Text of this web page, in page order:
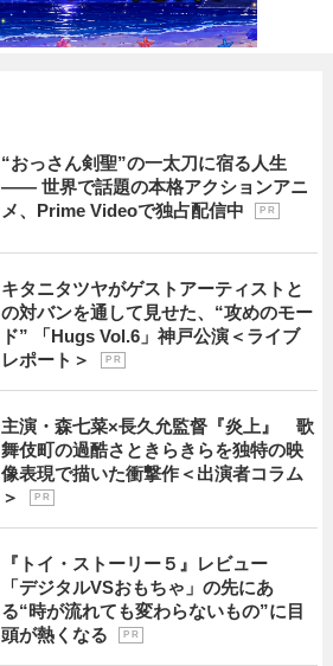
“おっさん剣聖”の一太刀に宿る人生
―― 世界で話題の本格アクションアニ
メ、Prime Videoで独占配信中
P R
キタニタツヤがゲストアーティストと
の対バンを通して見せた、“攻めのモー
ド” 「Hugs Vol.6」神戸公演＜ライブ
レポート＞
P R
主演・森七菜×長久允監督『炎上』 歌
舞伎町の過酷さときらきらを独特の映
像表現で描いた衝撃作＜出演者コラム
＞
P R
『トイ・ストーリー５』レビュー
「デジタルVSおもちゃ」の先にあ
る“時が流れても変わらないもの”に目
頭が熱くなる
P R